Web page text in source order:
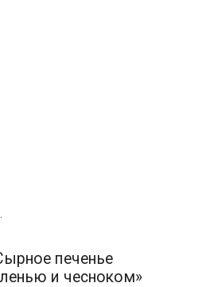
печенье
и чесноком»